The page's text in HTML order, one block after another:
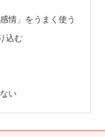
情」をうまく使う
込む
い